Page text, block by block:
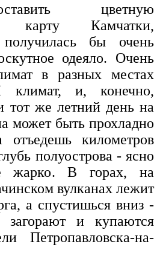
цветную
карту Камчатки,
бы очень
одеяло. Очень
в разных местах
климат, и, конечно,
тот же летний день на
может быть прохладно
километров
полуострова - ясно
жарко. В горах, на
вулканах лежит
а спустишься вниз -
загорают и купаются
Петропавловска-на-